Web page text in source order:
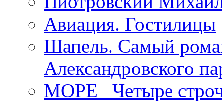
Авиация. Гостилицы
Шапель. Самый
Александровского
МОРЕ _Четыре